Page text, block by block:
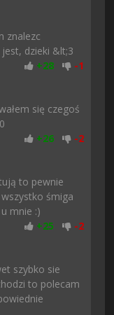
znalezc
dzieki &lt;3
+28 -1
się czegoś
+26 -2
to pewnie
śmiga
mnie :)
+25 -2
szybko sie
to polecam